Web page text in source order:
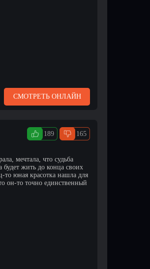
СМОТРЕТЬ ОНЛАЙН
189 165
мечтала, что судьба
будет жить до конца своих
то юная красотка нашла для
он-то точно единственный